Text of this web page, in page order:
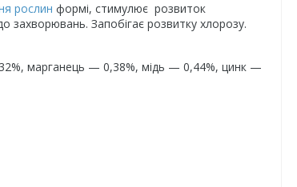
рослин формі, стимулює розвиток
захворювань. Запобігає розвитку хлорозу.
марганець — 0,38%, мідь — 0,44%, цинк —